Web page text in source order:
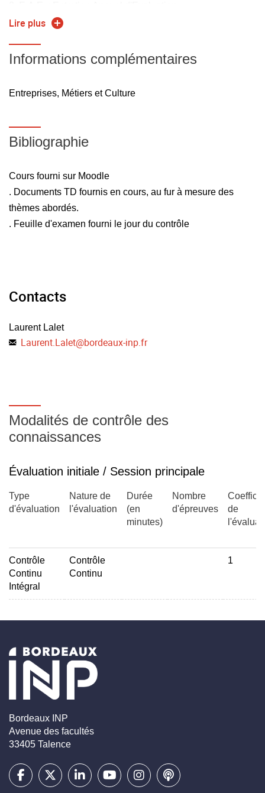
Cours + TD répartis au fur et à mesure des thèmes abordés
Lire plus
Informations complémentaires
Entreprises, Métiers et Culture
Bibliographie
Cours fourni sur Moodle
. Documents TD fournis en cours, au fur à mesure des
thèmes abordés.
. Feuille d'examen fourni le jour du contrôle
Contacts
Laurent Lalet
Laurent.Lalet@bordeaux-inp.fr
Modalités de contrôle des
connaissances
Évaluation initiale / Session principale
Type
d'évaluation
Nature de
l'évaluation
Durée
(en
minutes)
Nombre
d'épreuves
de
Contrôle
Continu
Intégral
Contrôle
Continu
1
Bordeaux INP
Avenue des facultés
33405 Talence